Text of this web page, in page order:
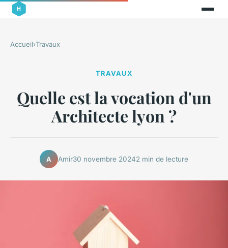
Accueil›Travaux
TRAVAUX
Quelle est la vocation d'un
Architecte lyon ?
A Amir30 novembre 20242 min de lecture